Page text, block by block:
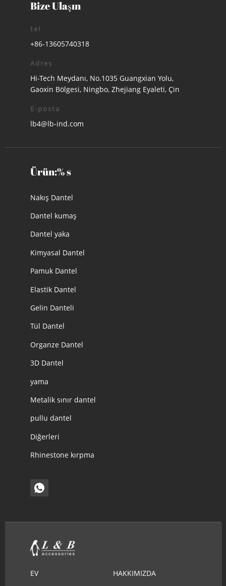
Bize Ulaşın
tel
+86-13605740318
Adres
Hi-Tech Meydanı, No.1035 Guangxian Yolu,
Gaoxin Bölgesi, Ningbo, Zhejiang Eyaleti, Çin
E-posta
lb4@lb-ind.com
Ürün:% s
Nakış Dantel
Dantel kumaş
Dantel yaka
Kimyasal Dantel
Pamuk Dantel
Elastik Dantel
Gelin Danteli
Tül Dantel
Organze Dantel
3D Dantel
yama
Metalik sınır dantel
pullu dantel
Diğerleri
Rhinestone kırpma
EV HAKKIMIZDA